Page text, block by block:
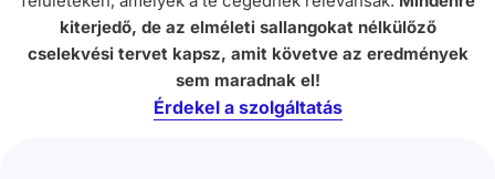
kiterjedő, de az elméleti sallangokat nélkülőző
cselekvési tervet kapsz, amit követve az eredmények
sem maradnak el!
Érdekel a szolgáltatás